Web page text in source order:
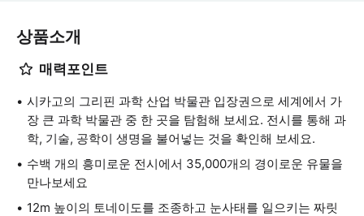
상품소개
매력포인트
시카고의 그리핀 과학 산업 박물관 입장권으로 세계에서 가
장 큰 과학 박물관 중 한 곳을 탐험해 보세요. 전시를 통해 과
학, 기술, 공학이 생명을 불어넣는 것을 확인해 보세요.
수백 개의 흥미로운 전시에서 35,000개의 경이로운 유물을
만나보세요
12m 높이의 토네이도를 조종하고 눈사태를 일으키는 짜릿